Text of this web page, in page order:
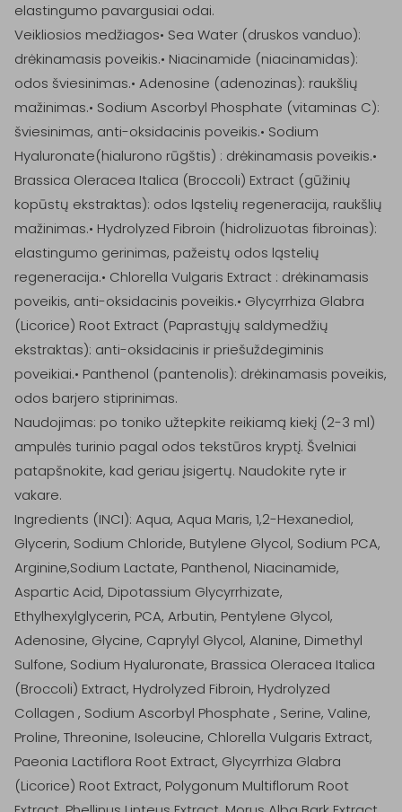
elastingumo pavargusiai odai.
Veikliosios medžiagos• Sea Water (druskos vanduo):
drėkinamasis poveikis.• Niacinamide (niacinamidas):
odos šviesinimas.• Adenosine (adenozinas): raukšlių
mažinimas.• Sodium Ascorbyl Phosphate (vitaminas C):
šviesinimas, anti-oksidacinis poveikis.• Sodium
Hyaluronate(hialurono rūgštis) : drėkinamasis poveikis.•
Brassica Oleracea Italica (Broccoli) Extract (gūžinių
kopūstų ekstraktas): odos ląstelių regeneracija, raukšlių
mažinimas.• Hydrolyzed Fibroin (hidrolizuotas fibroinas):
elastingumo gerinimas, pažeistų odos ląstelių
regeneracija.• Chlorella Vulgaris Extract : drėkinamasis
poveikis, anti-oksidacinis poveikis.• Glycyrrhiza Glabra
(Licorice) Root Extract (Paprastųjų saldymedžių
ekstraktas): anti-oksidacinis ir priešuždegiminis
poveikiai.• Panthenol (pantenolis): drėkinamasis poveikis,
odos barjero stiprinimas.
Naudojimas: po toniko užtepkite reikiamą kiekį (2-3 ml)
ampulės turinio pagal odos tekstūros kryptį. Švelniai
patapšnokite, kad geriau įsigertų. Naudokite ryte ir
vakare.
Ingredients (INCI): Aqua, Aqua Maris, 1,2-Hexanediol,
Glycerin, Sodium Chloride, Butylene Glycol, Sodium PCA,
Arginine,Sodium Lactate, Panthenol, Niacinamide,
Aspartic Acid, Dipotassium Glycyrrhizate,
Ethylhexylglycerin, PCA, Arbutin, Pentylene Glycol,
Adenosine, Glycine, Caprylyl Glycol, Alanine, Dimethyl
Sulfone, Sodium Hyaluronate, Brassica Oleracea Italica
(Broccoli) Extract, Hydrolyzed Fibroin, Hydrolyzed
Collagen , Sodium Ascorbyl Phosphate , Serine, Valine,
Proline, Threonine, Isoleucine, Chlorella Vulgaris Extract,
Paeonia Lactiflora Root Extract, Glycyrrhiza Glabra
(Licorice) Root Extract, Polygonum Multiflorum Root